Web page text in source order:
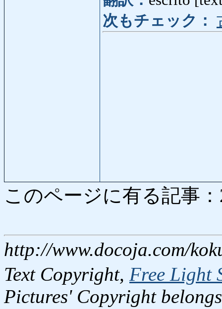
次もチェック：
このページに有る記事
http://www.docoja.com/
Text Copyright, Free Light
Pictures' Copyright